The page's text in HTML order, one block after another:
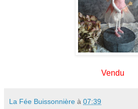
Vendu
La Fée Buissonnière à 07:39